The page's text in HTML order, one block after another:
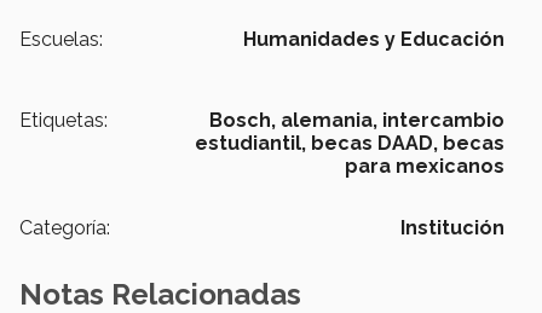
Escuelas: Humanidades y Educación
Etiquetas: Bosch, alemania, intercambio
estudiantil, becas DAAD, becas
para mexicanos
Categoría: Institución
Notas Relacionadas